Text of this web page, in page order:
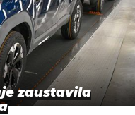
zaustavila